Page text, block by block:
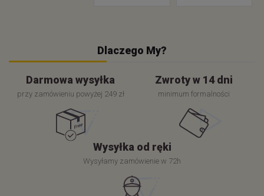
Dlaczego My?
Darmowa wysyłka
przy zamówieniu powyżej 249 zł
Zwroty w 14 dni
minimum formalności
Wysyłka od ręki
Wysyłamy zamówienie w 72h